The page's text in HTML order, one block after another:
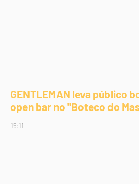
GENTLEMAN leva público
open bar no "Boteco do
15:11